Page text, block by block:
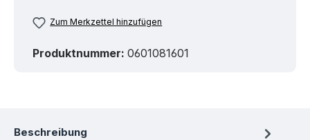
Zum Merkzettel hinzufügen
Produktnummer: 0601081601
Beschreibung